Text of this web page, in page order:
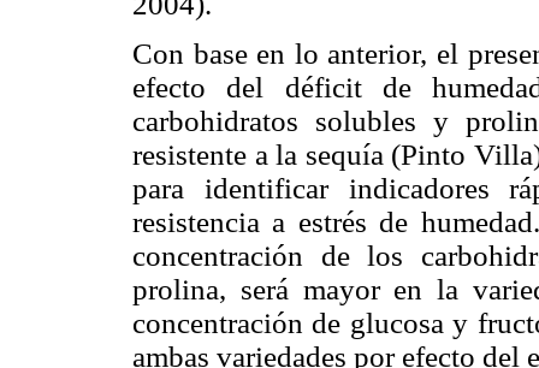
Con base en lo anterior, el
efecto del déficit de
carbohidratos solubles y
resistente a la sequía (Pinto
para identificar indicadores
resistencia a estrés de
concentración de los
prolina, será mayor en la
concentración de glucosa y
ambas variedades por efecto del